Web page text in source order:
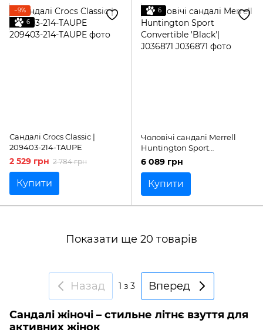
−9%
6
Сандалі Crocs Classic |
209403-214-TAUPE
2 529 грн 2 784 грн
Купити
6
Чоловічі сандалі Merrell
Huntington Sport
Convertible 'Black'| J036871
6 089 грн
Купити
Показати ще 20 товарів
Назад 1 з 3 Вперед
Сандалі жіночі – стильне літнє взуття для
активних жінок